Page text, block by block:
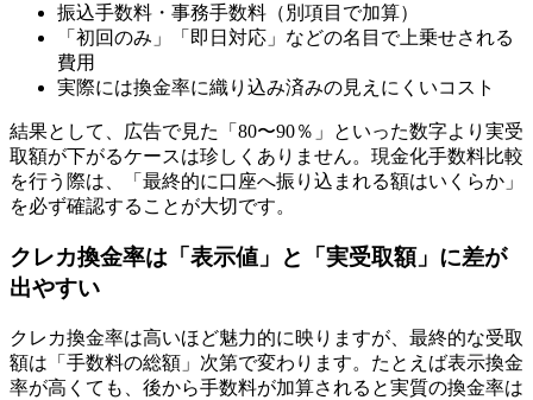
振込手数料・事務手数料（別項目で加算）
「初回のみ」「即日対応」などの名目で上乗せされる
費用
実際には換金率に織り込み済みの見えにくいコスト
結果として、広告で見た「80〜90％」といった数字より実受
取額が下がるケースは珍しくありません。現金化手数料比較
を行う際は、「最終的に口座へ振り込まれる額はいくらか」
を必ず確認することが大切です。
クレカ換金率は「表示値」と「実受取額」に差が
出やすい
クレカ換金率は高いほど魅力的に映りますが、最終的な受取
額は「手数料の総額」次第で変わります。たとえば表示換金
率が高くても、後から手数料が加算されると実質の換金率は